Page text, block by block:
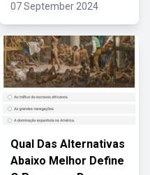
07 September 2024
Qual Das Alternativas
Abaixo Melhor Define